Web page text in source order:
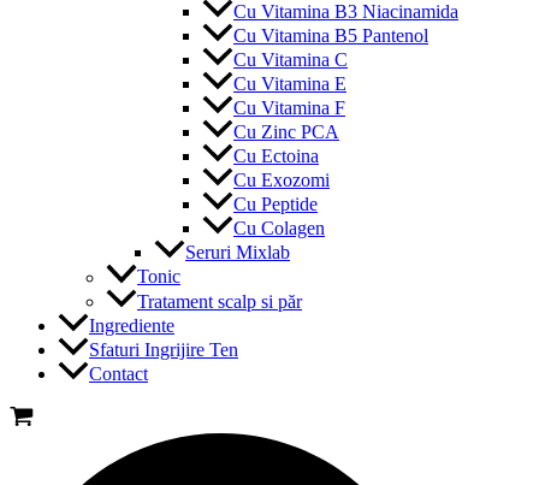
Cu Vitamina B3 Niacinamida
Cu Vitamina B5 Pantenol
Cu Vitamina C
Cu Vitamina E
Cu Vitamina F
Cu Zinc PCA
Cu Ectoina
Cu Exozomi
Cu Peptide
Cu Colagen
Seruri Mixlab
Tonic
Tratament scalp si păr
Ingrediente
Sfaturi Ingrijire Ten
Contact